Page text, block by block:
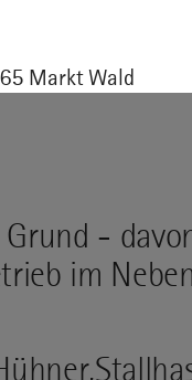
Markt Wald
-
im